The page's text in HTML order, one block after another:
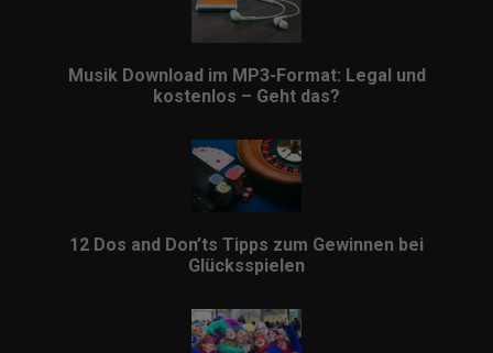
Musik Download im MP3-Format: Legal und
kostenlos – Geht das?
12 Dos and Don’ts Tipps zum Gewinnen bei
Glücksspielen